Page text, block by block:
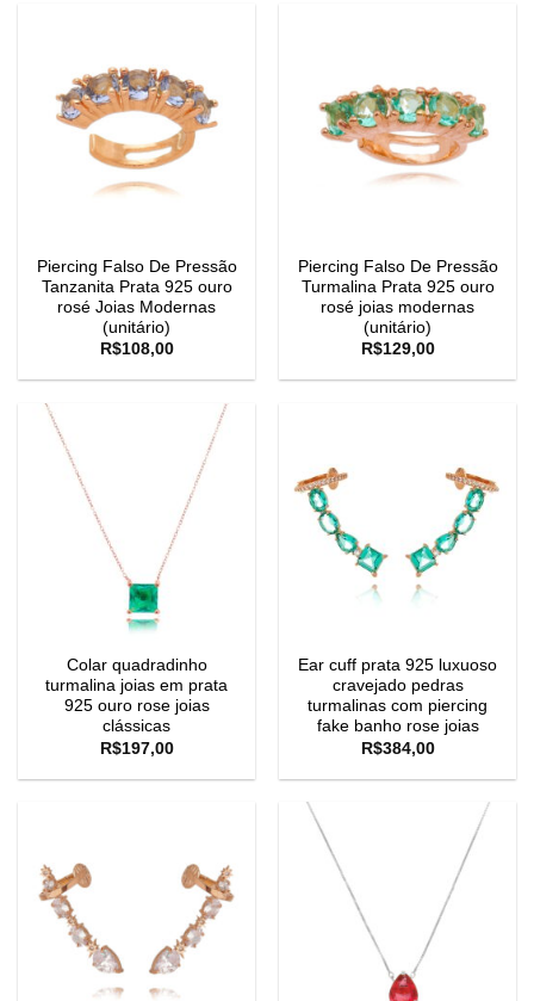
Piercing Falso De Pressão
Tanzanita Prata 925 ouro
rosé Joias Modernas
(unitário)
R$108,00
Piercing Falso De Pressão
Turmalina Prata 925 ouro
rosé joias modernas
(unitário)
R$129,00
Colar quadradinho
turmalina joias em prata
925 ouro rose joias
clássicas
R$197,00
Ear cuff prata 925 luxuoso
cravejado pedras
turmalinas com piercing
fake banho rose joias
R$384,00